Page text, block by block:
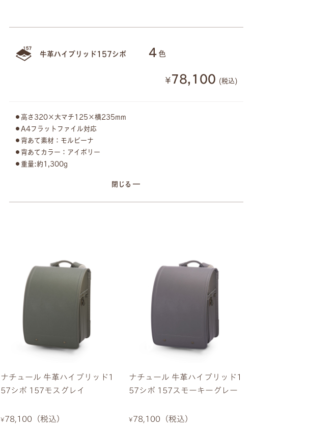
牛革ハイブリッド157シボ 4 色
¥ 78,100 (税込)
●高さ320×大マチ125×横235mm
●A4フラットファイル対応
●背あて素材：モルビーナ
●背あてカラー：アイボリー
●重量:約1,300g
閉じる －
ナチュール 牛革ハイブリッド1
57シボ 157モスグレイ
¥78,100 税込
ナチュール 牛革ハイブリッド1
57シボ 157スモーキーグレー
¥78,100 税込